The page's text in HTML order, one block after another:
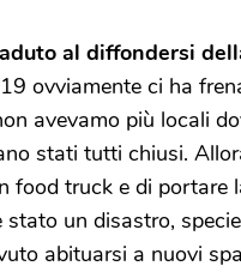
al diffondersi
ovviamente ci ha
avevamo più locali
stati tutti chiusi.
food truck e di portare
stato un disastro,
abituarsi a nuovi